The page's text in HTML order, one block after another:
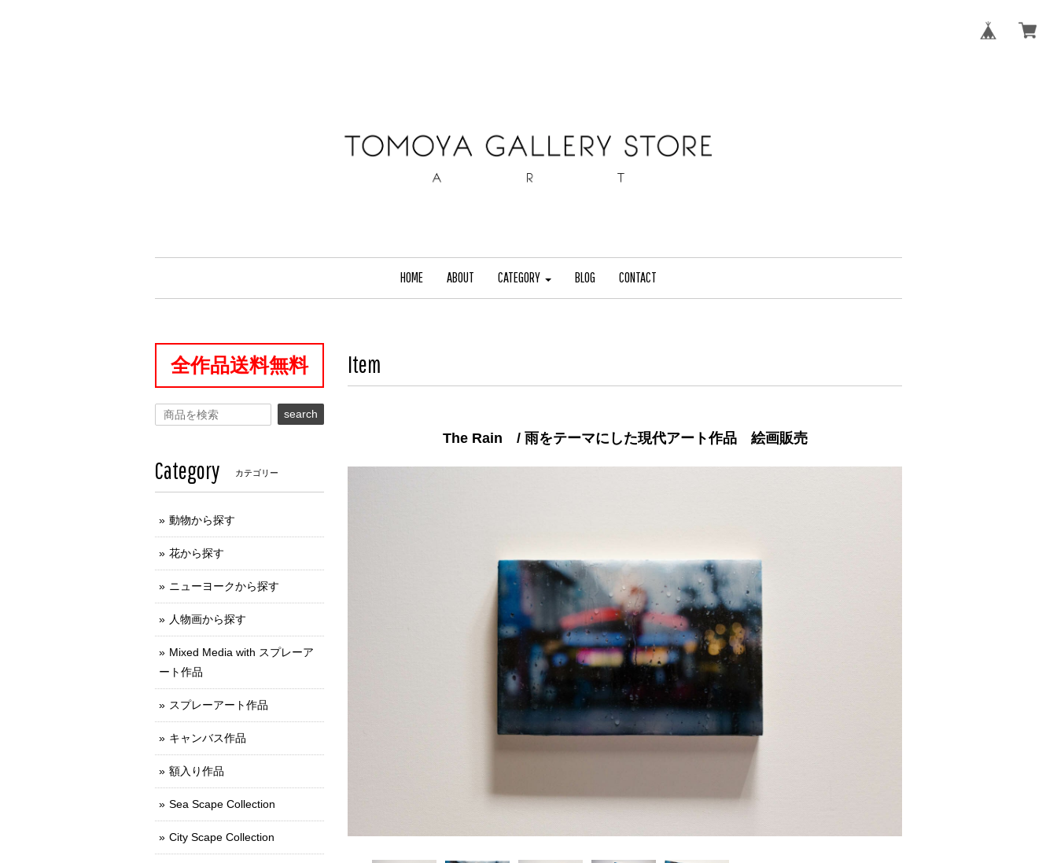
HOME ABOUT CATEGORY BLOG CONTACT
Item
The Rain / 雨をテーマにした現代アート作品 絵画販売
全作品送料無料
search
Category カテゴリー
動物から探す
花から探す
ニューヨークから探す
人物画から探す
Mixed Media with スプレーア
ート作品
スプレーアート作品
キャンバス作品
額入り作品
Sea Scape Collection
City Scape Collection